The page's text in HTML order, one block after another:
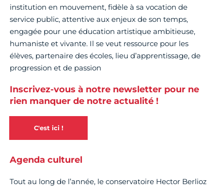
institution en mouvement, fidèle à sa vocation de
service public, attentive aux enjeux de son temps,
engagée pour une éducation artistique ambitieuse,
humaniste et vivante. Il se veut ressource pour les
élèves, partenaire des écoles, lieu d’apprentissage, de
progression et de passion
Inscrivez-vous à notre newsletter pour ne
rien manquer de notre actualité !
C'est ici !
Agenda culturel
Tout au long de l’année, le conservatoire Hector Berlioz